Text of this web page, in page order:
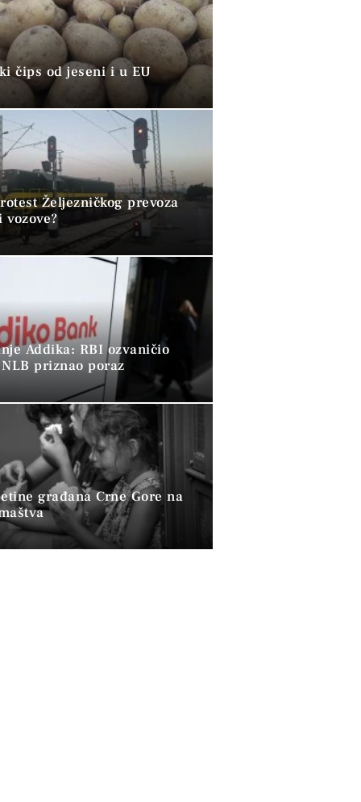
čips od jeseni i u EU
Željezničkog prevoza
vozove?
Addika: RBI ozvaničio
priznao poraz
građana Crne Gore na